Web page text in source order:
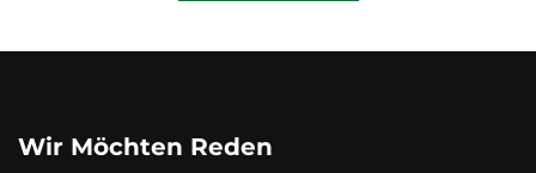
Wir Möchten Reden